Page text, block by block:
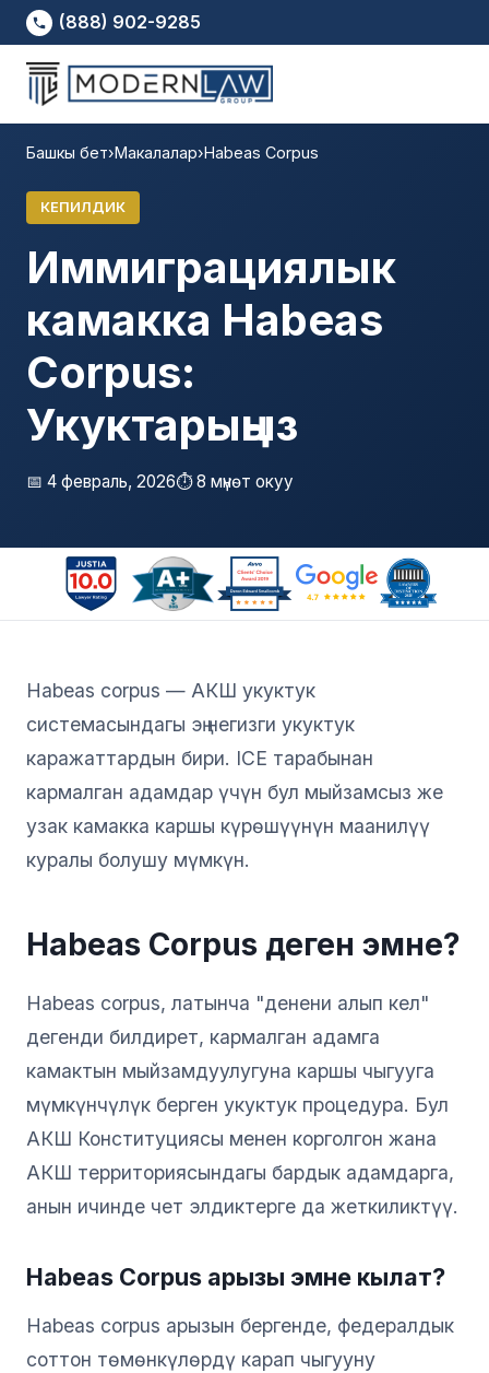
(888) 902-9285
Башкы бет›Макалалар›Habeas Corpus
КЕПИЛДИК
Иммиграциялык
камакка Habeas
Corpus:
Укуктарыңыз
📅 4 февраль, 2026⏱️ 8 мүнөт окуу
Habeas corpus — АКШ укуктук
системасындагы эң негизги укуктук
каражаттардын бири. ICE тарабынан
кармалган адамдар үчүн бул мыйзамсыз же
узак камакка каршы күрөшүүнүн маанилүү
куралы болушу мүмкүн.
Habeas Corpus деген эмне?
Habeas corpus, латынча "денени алып кел"
дегенди билдирет, кармалган адамга
камактын мыйзамдуулугуна каршы чыгууга
мүмкүнчүлүк берген укуктук процедура. Бул
АКШ Конституциясы менен корголгон жана
АКШ территориясындагы бардык адамдарга,
анын ичинде чет элдиктерге да жеткиликтүү.
Habeas Corpus арызы эмне кылат?
Habeas corpus арызын бергенде, федералдык
соттон төмөнкүлөрдү карап чыгууну